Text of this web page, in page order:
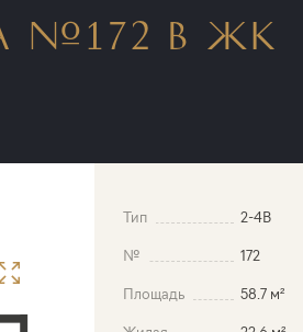
№172 В ЖК
Тип 2-4B
№ 172
Площадь 58.7 м²